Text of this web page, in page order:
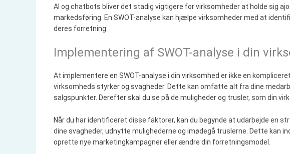
AI og chatbots bliver det stadig vigtigere for virksomheder at holde sig
markedsføring. En SWOT-analyse kan hjælpe virksomheder med at
deres forretning.
Implementering af SWOT-analyse i din
At implementere en SWOT-analyse i din virksomhed er ikke en
virksomheds styrker og svagheder. Dette kan omfatte alt fra dine
salgspunkter. Derefter skal du se på de muligheder og trusler, som din
Når du har identificeret disse faktorer, kan du begynde at udarbejde en
dine svagheder, udnytte mulighederne og imødegå truslerne. Dette kan
oprette nye marketingkampagner eller ændre din forretningsmodel.